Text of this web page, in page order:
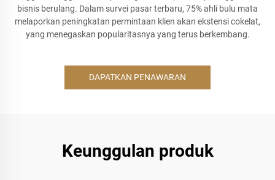
bisnis berulang. Dalam survei pasar terbaru, 75% ahli bulu mata
melaporkan peningkatan permintaan klien akan ekstensi cokelat,
yang menegaskan popularitasnya yang terus berkembang.
DAPATKAN PENAWARAN
Keunggulan produk